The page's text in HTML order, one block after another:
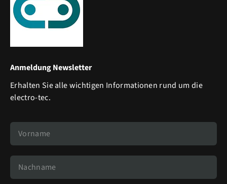
Anmeldung Newsletter
Erhalten Sie alle wichtigen Informationen rund um die
electro-tec.